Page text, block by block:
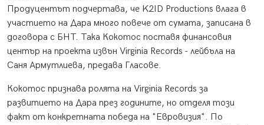
Продуцентът подчертава, че K2ID Productions влага в
участието на Дара много повече от сумата, записана в
договора с БНТ. Така Кокотос поставя финансовия
център на проекта извън Virginia Records - лейбъла на
Саня Армутлиева, предава Гласове.
Кокотос признава ролята на Virginia Records за
развитието на Дара през годините, но отделя този
факт от конкретната победа на "Евровизия". По